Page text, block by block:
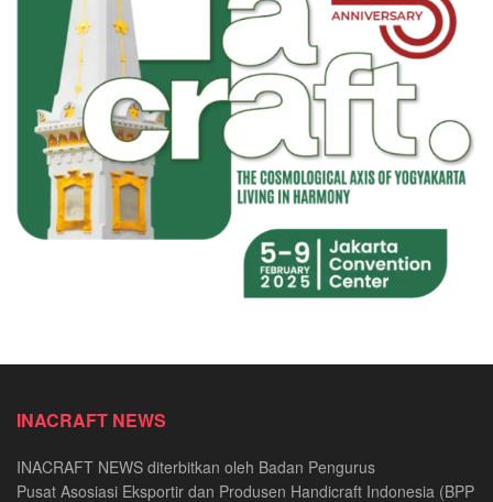
INACRAFT NEWS
INACRAFT NEWS diterbitkan oleh Badan Pengurus
Pusat Asosiasi Eksportir dan Produsen Handicraft Indonesia (BPP